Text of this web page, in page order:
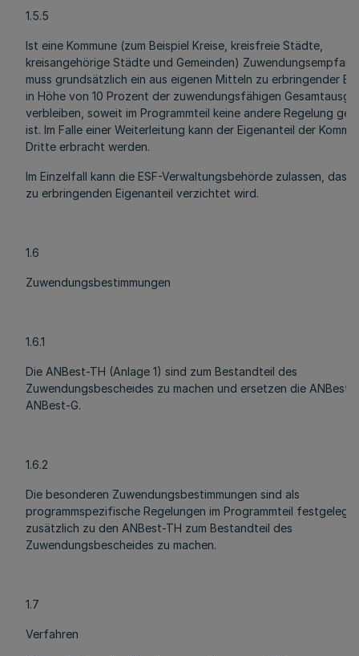
1.5.5
Ist eine Kommune (zum Beispiel Kreise, kreisfreie Städte,
kreisangehörige Städte und Gemeinden)
muss grundsätzlich ein aus eigenen Mitteln zu erbringender
in Höhe von 10 Prozent der zuwendungsfähigen
verbleiben, soweit im Programmteil keine andere Regelung
ist. Im Falle einer Weiterleitung kann der Eigenanteil der
Dritte erbracht werden.
Im Einzelfall kann die ESF-Verwaltungsbehörde zulassen, dass
zu erbringenden Eigenanteil verzichtet wird.
1.6
Zuwendungsbestimmungen
1.6.1
Die ANBest-TH (Anlage 1) sind zum Bestandteil des
Zuwendungsbescheides zu machen und ersetzen die ANBest-
ANBest-G.
1.6.2
Die besonderen Zuwendungsbestimmungen sind als
programmspezifische Regelungen im Programmteil festgelegt
zusätzlich zu den ANBest-TH zum Bestandteil des
Zuwendungsbescheides zu machen.
1.7
Verfahren